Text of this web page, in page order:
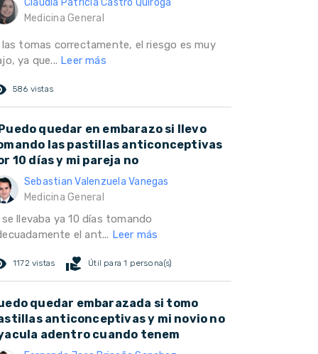
Claudia Patricia Castro Quiroga
Medicina General
las tomas correctamente, el riesgo es muy
ya que... Leer más
586 vistas
quedar en embarazo si llevo
las pastillas anticonceptivas
10 días y mi pareja no
Sebastian Valenzuela Vanegas
Medicina General
se llevaba ya 10 días tomando
el ant... Leer más
1172 vistas volunteer_activism Útil para 1 persona(s)
quedar embarazada si tomo
anticonceptivas y mi novio no
adentro cuando tenem